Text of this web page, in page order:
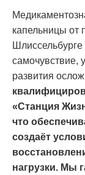
капельницы от
самочувствие,
развития
«Станция
что
создаёт
нагрузки. Мы